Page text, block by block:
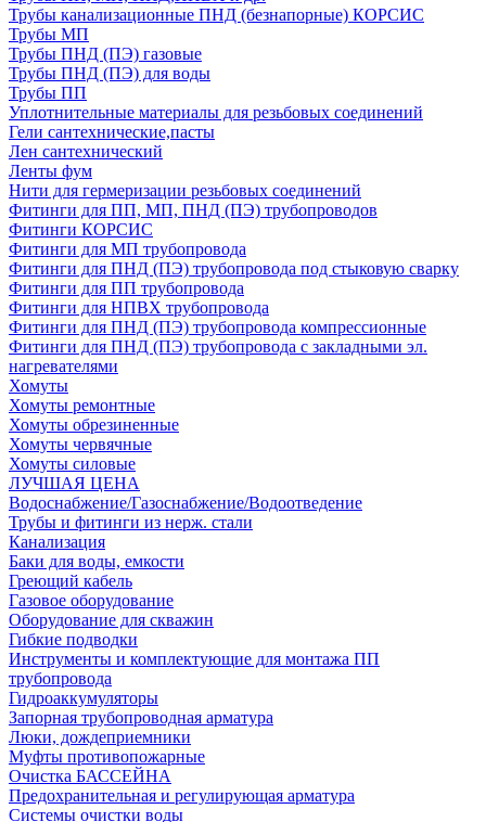
Трубы канализационные ПНД (безнапорные) КОРСИС
Трубы МП
Трубы ПНД (ПЭ) газовые
Трубы ПНД (ПЭ) для воды
Трубы ПП
Уплотнительные материалы для резьбовых соединений
Гели сантехнические,пасты
Лен сантехнический
Ленты фум
Нити для гермеризации резьбовых соединений
Фитинги для ПП, МП, ПНД (ПЭ) трубопроводов
Фитинги КОРСИС
Фитинги для МП трубопровода
Фитинги для ПНД (ПЭ) трубопровода под стыковую сварку
Фитинги для ПП трубопровода
Фитинги для НПВХ трубопровода
Фитинги для ПНД (ПЭ) трубопровода компрессионные
Фитинги для ПНД (ПЭ) трубопровода с закладными эл.
нагревателями
Хомуты
Хомуты ремонтные
Хомуты обрезиненные
Хомуты червячные
Хомуты силовые
ЛУЧШАЯ ЦЕНА
Водоснабжение/Газоснабжение/Водоотведение
Трубы и фитинги из нерж. стали
Канализация
Баки для воды, емкости
Греющий кабель
Газовое оборудование
Оборудование для скважин
Гибкие подводки
Инструменты и комплектующие для монтажа ПП
трубопровода
Гидроаккумуляторы
Запорная трубопроводная арматура
Люки, дождеприемники
Муфты противопожарные
Очистка БАССЕЙНА
Предохранительная и регулирующая арматура
Системы очистки воды